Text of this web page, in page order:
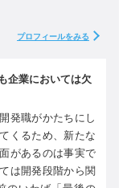
プロフィールをみる
企業においては欠
発職がかたちにし
くるため、新たな
があるのは事実で
は開発段階から関